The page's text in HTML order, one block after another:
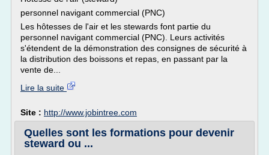
personnel navigant commercial (PNC)
Les hôtesses de l'air et les stewards font partie du
personnel navigant commercial (PNC). Leurs activités
s'étendent de la démonstration des consignes de sécurité à
la distribution des boissons et repas, en passant par la
vente de...
Lire la suite
Site : http://www.jobintree.com
Quelles sont les formations pour devenir
steward ou ...